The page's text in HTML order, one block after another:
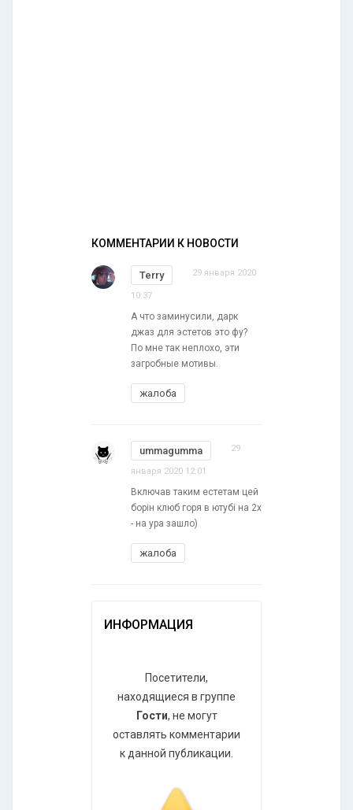
КОММЕНТАРИИ К НОВОСТИ
Terry 29 января 2020
10:37
А что заминусили, дарк
джаз для эстетов это фу?
По мне так неплохо, эти
загробные мотивы.
жалоба
ummagumma 29
января 2020 12:01
Включав таким естетам цей
борін клюб горя в ютубі на 2х
- на ура зашло)
жалоба
ИНФОРМАЦИЯ
Посетители,
находящиеся в группе
Гости, не могут
оставлять комментарии
к данной публикации.